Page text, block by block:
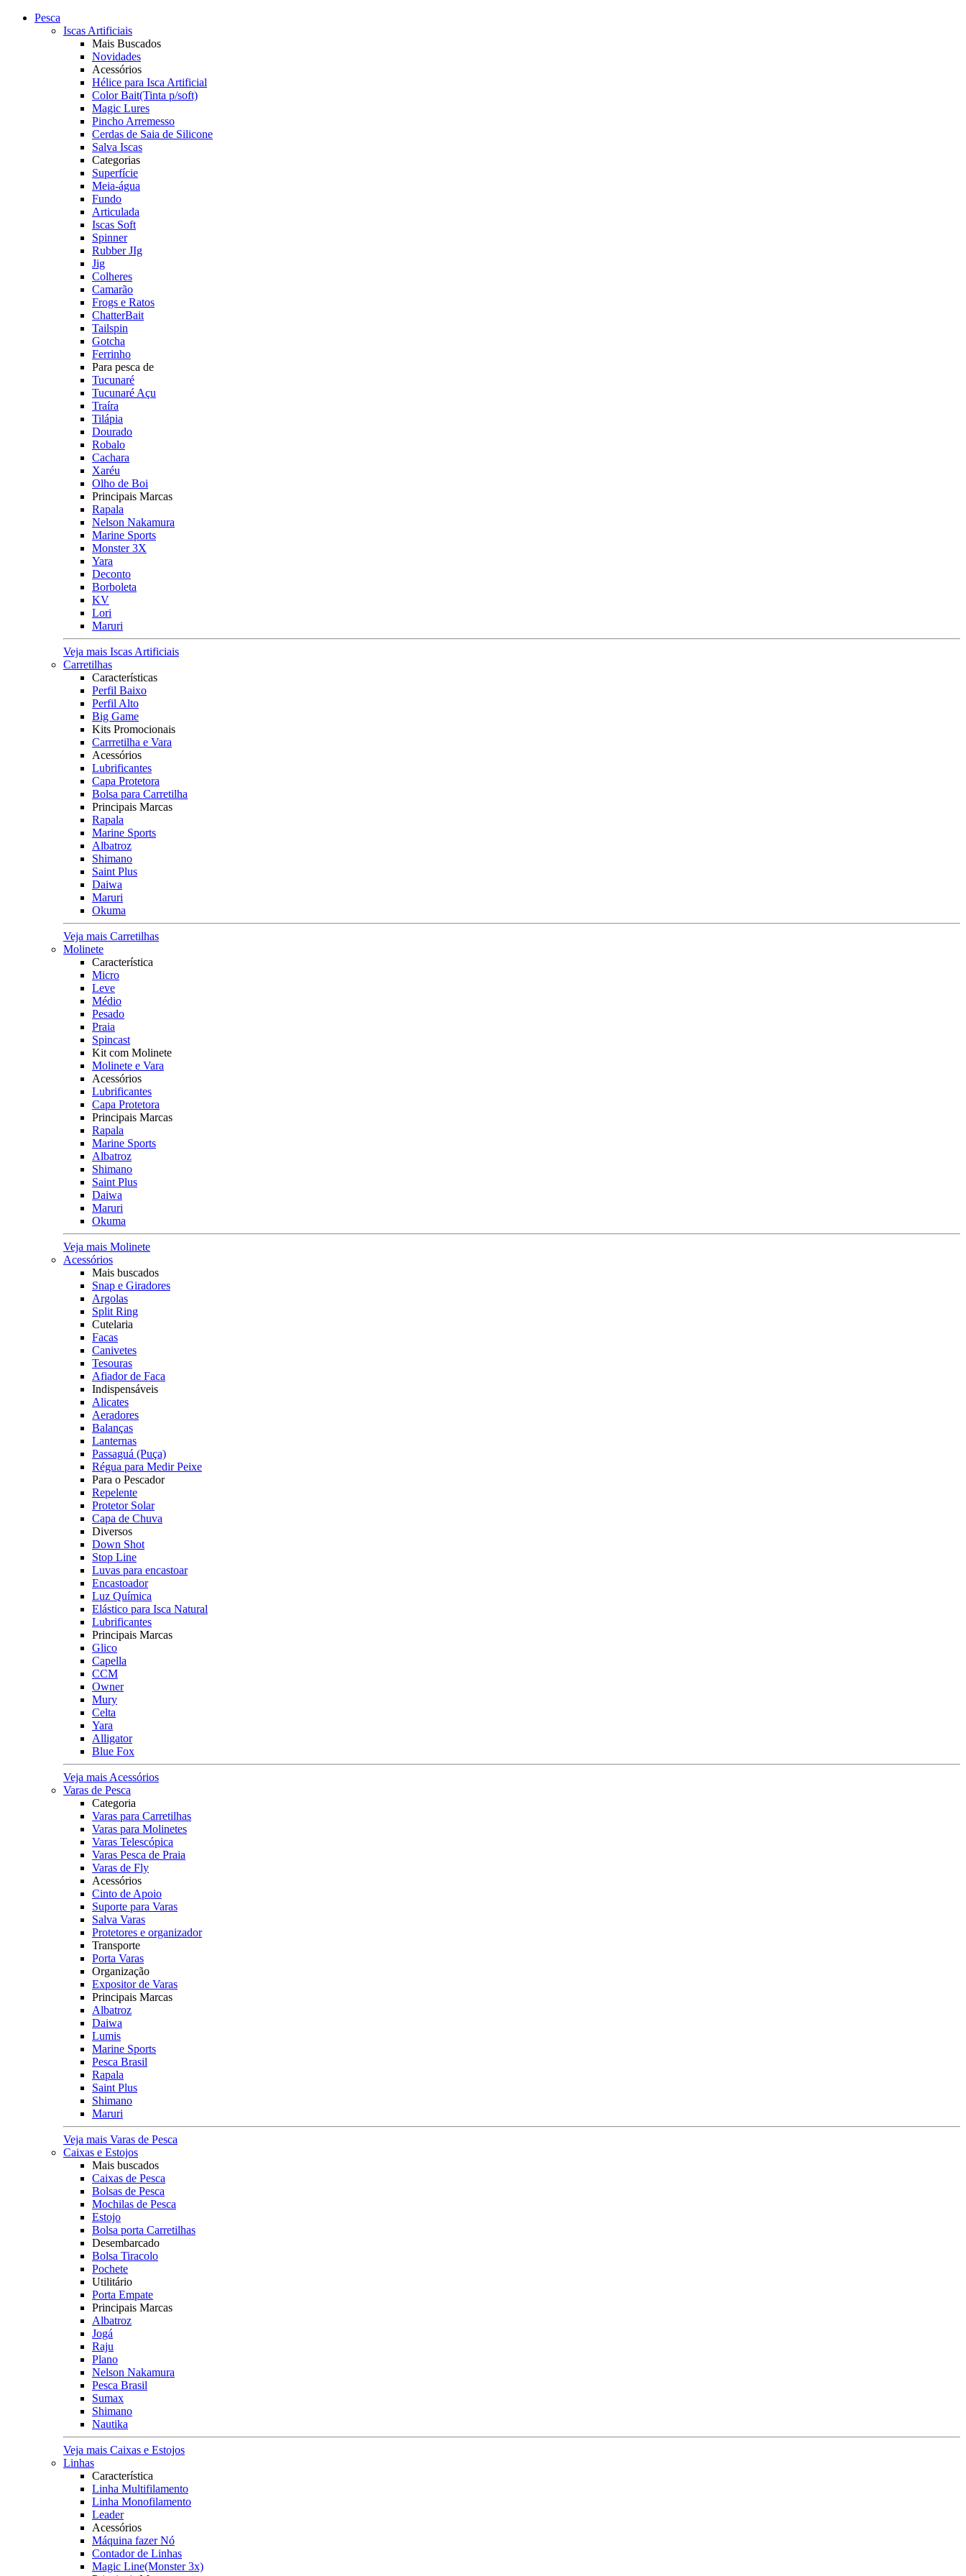
Pesca
Iscas Artificiais
Mais Buscados
Novidades
Acessórios
Hélice para Isca Artificial
Color Bait(Tinta p/soft)
Magic Lures
Pincho Arremesso
Cerdas de Saia de Silicone
Salva Iscas
Categorias
Superfície
Meia-água
Fundo
Articulada
Iscas Soft
Spinner
Rubber JIg
Jig
Colheres
Camarão
Frogs e Ratos
ChatterBait
Tailspin
Gotcha
Ferrinho
Para pesca de
Tucunaré
Tucunaré Açu
Traíra
Tilápia
Dourado
Robalo
Cachara
Xaréu
Olho de Boi
Principais Marcas
Rapala
Nelson Nakamura
Marine Sports
Monster 3X
Yara
Deconto
Borboleta
KV
Lori
Maruri
Veja mais Iscas Artificiais
Carretilhas
Características
Perfil Baixo
Perfil Alto
Big Game
Kits Promocionais
Carrretilha e Vara
Acessórios
Lubrificantes
Capa Protetora
Bolsa para Carretilha
Principais Marcas
Rapala
Marine Sports
Albatroz
Shimano
Saint Plus
Daiwa
Maruri
Okuma
Veja mais Carretilhas
Molinete
Característica
Micro
Leve
Médio
Pesado
Praia
Spincast
Kit com Molinete
Molinete e Vara
Acessórios
Lubrificantes
Capa Protetora
Principais Marcas
Rapala
Marine Sports
Albatroz
Shimano
Saint Plus
Daiwa
Maruri
Okuma
Veja mais Molinete
Acessórios
Mais buscados
Snap e Giradores
Argolas
Split Ring
Cutelaria
Facas
Canivetes
Tesouras
Afiador de Faca
Indispensáveis
Alicates
Aeradores
Balanças
Lanternas
Passaguá (Puça)
Régua para Medir Peixe
Para o Pescador
Repelente
Protetor Solar
Capa de Chuva
Diversos
Down Shot
Stop Line
Luvas para encastoar
Encastoador
Luz Química
Elástico para Isca Natural
Lubrificantes
Principais Marcas
Glico
Capella
CCM
Owner
Mury
Celta
Yara
Alligator
Blue Fox
Veja mais Acessórios
Varas de Pesca
Categoria
Varas para Carretilhas
Varas para Molinetes
Varas Telescópica
Varas Pesca de Praia
Varas de Fly
Acessórios
Cinto de Apoio
Suporte para Varas
Salva Varas
Protetores e organizador
Transporte
Porta Varas
Organização
Expositor de Varas
Principais Marcas
Albatroz
Daiwa
Lumis
Marine Sports
Pesca Brasil
Rapala
Saint Plus
Shimano
Maruri
Veja mais Varas de Pesca
Caixas e Estojos
Mais buscados
Caixas de Pesca
Bolsas de Pesca
Mochilas de Pesca
Estojo
Bolsa porta Carretilhas
Desembarcado
Bolsa Tiracolo
Pochete
Utilitário
Porta Empate
Principais Marcas
Albatroz
Jogá
Raju
Plano
Nelson Nakamura
Pesca Brasil
Sumax
Shimano
Nautika
Veja mais Caixas e Estojos
Linhas
Característica
Linha Multifilamento
Linha Monofilamento
Leader
Acessórios
Máquina fazer Nó
Contador de Linhas
Magic Line(Monster 3x)